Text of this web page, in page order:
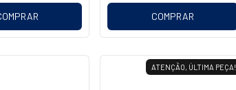
COMPRAR
ATENÇÃO, ÚLTIMA PEÇA!